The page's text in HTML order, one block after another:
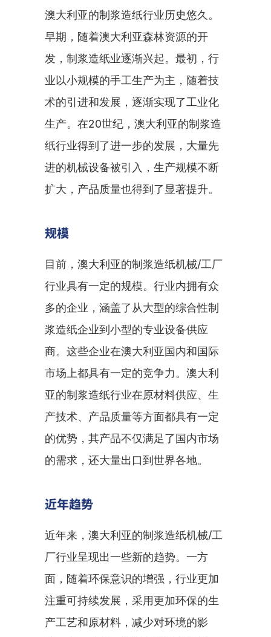
澳大利亚的制浆造纸行业历史悠久。
早期，随着澳大利亚森林资源的开
发，制浆造纸业逐渐兴起。最初，行
业以小规模的手工生产为主，随着技
术的引进和发展，逐渐实现了工业化
生产。在20世纪，澳大利亚的制浆造
纸行业得到了进一步的发展，大量先
进的机械设备被引入，生产规模不断
扩大，产品质量也得到了显著提升。
规模
目前，澳大利亚的制浆造纸机械/工厂
行业具有一定的规模。行业内拥有众
多的企业，涵盖了从大型的综合性制
浆造纸企业到小型的专业设备供应
商。这些企业在澳大利亚国内和国际
市场上都具有一定的竞争力。澳大利
亚的制浆造纸行业在原材料供应、生
产技术、产品质量等方面都具有一定
的优势，其产品不仅满足了国内市场
的需求，还大量出口到世界各地。
近年趋势
近年来，澳大利亚的制浆造纸机械/工
厂行业呈现出一些新的趋势。一方
面，随着环保意识的增强，行业更加
注重可持续发展，采用更加环保的生
产工艺和原材料，减少对环境的影